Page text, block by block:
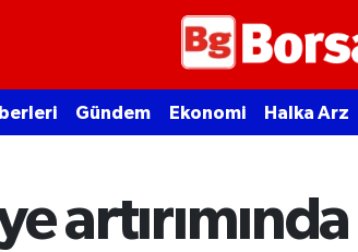
Gündem Ekonomi Halka Arz